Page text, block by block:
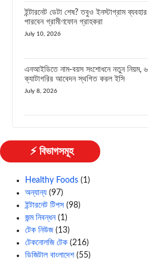
ইন্টারনেট ডেটা শেষ? তবুও ইনস্টাগ্রাম
পারবেন গ্রামীণফোন গ্রাহকরা
July 10, 2026
এনআইডিতে নাম-বয়স সংশোধনে নতুন নিয়ম, ৬
ক্যাটাগরির আবেদন স্থগিত করল ইসি
July 8, 2026
⚡ বিভাগসমূহ
Healthy Foods (1)
অন্যান্য (97)
ইন্টারনেট টিপস (98)
জন্ম নিবন্ধন(1)
টেক নিউজ(13)
টেকনোলজি টেক (216)
ডিজিটাল বাংলাদেশ(55)